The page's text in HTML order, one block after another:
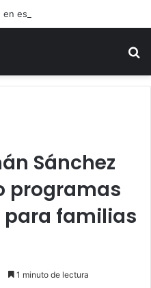
Sánchez
programas
familias
1 minuto de lectura